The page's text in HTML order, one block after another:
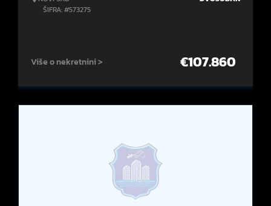
ŠIFRA: #573275
Više o nekretnini > €107.860